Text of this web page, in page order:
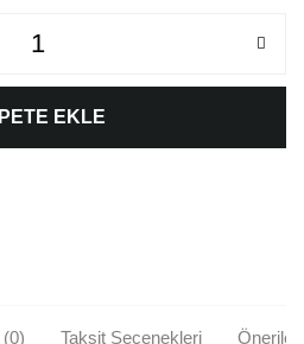
EKLE
Taksit Seçenekleri